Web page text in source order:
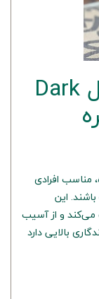
رنگ موی بلونیا 100 میل Dark
تیره، مناسب افرادی
این
می‌کند و از آسیب
بالایی دارد